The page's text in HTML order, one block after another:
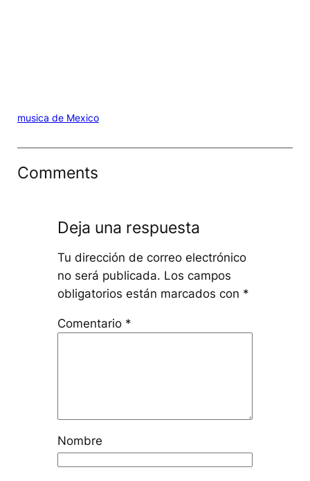
musica de Mexico
Comments
Deja una respuesta
Tu dirección de correo electrónico
no será publicada. Los campos
obligatorios están marcados con *
Comentario *
Nombre